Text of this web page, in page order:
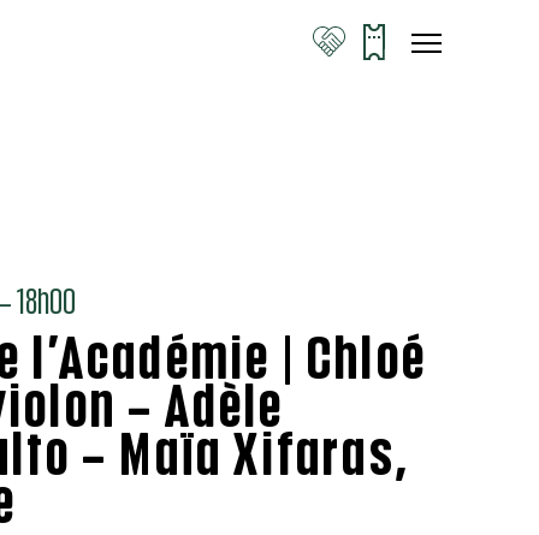
18h00
l’Académie | Chloé
– Adèle
– Maïa Xifaras,